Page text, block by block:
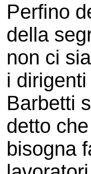
Perfino
della
non ci
i
Barbetti
detto
bisogna